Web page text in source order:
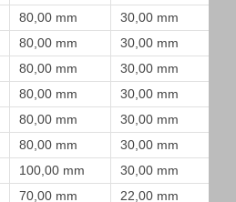
80,00 mm
30,00 mm
80,00 mm
30,00 mm
80,00 mm
30,00 mm
80,00 mm
30,00 mm
80,00 mm
30,00 mm
80,00 mm
30,00 mm
100,00 mm
30,00 mm
70,00 mm
22,00 mm